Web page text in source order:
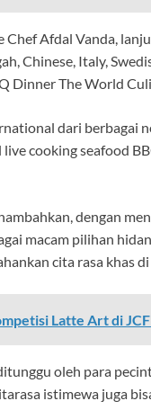
Afdal Vanda,
Chinese, Italy,
Dinner The World
dari berbagai
cooking seafood
dengan
macam pilihan
cita rasa khas
Latte Art di
oleh para
istimewa juga